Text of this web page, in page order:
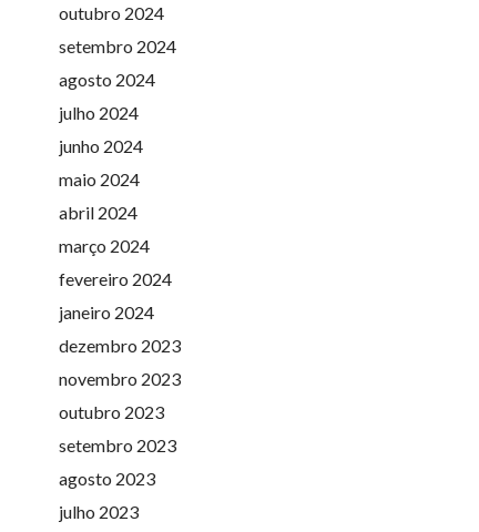
outubro 2024
setembro 2024
agosto 2024
julho 2024
junho 2024
maio 2024
abril 2024
março 2024
fevereiro 2024
janeiro 2024
dezembro 2023
novembro 2023
outubro 2023
setembro 2023
agosto 2023
julho 2023